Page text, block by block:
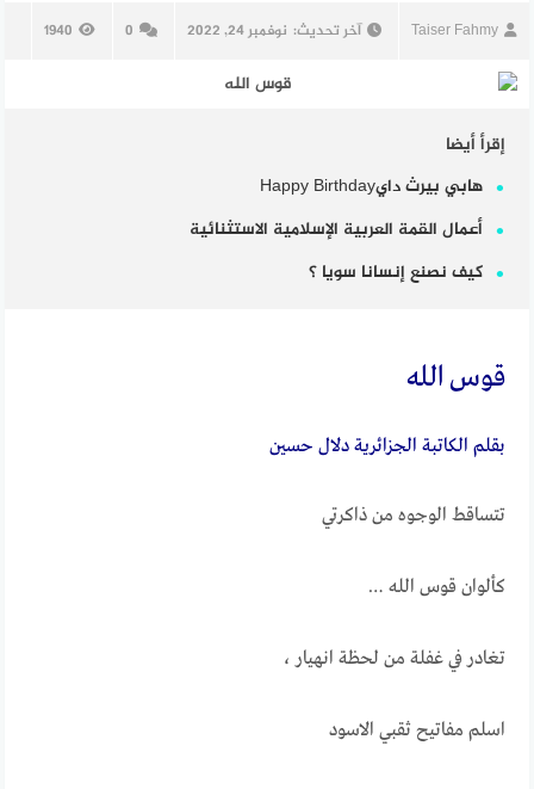
Taiser Fahmy آخر تحديث: نوفمبر 24, 2022 0
1940
إقرأ أيضا
هابي بيرث دايHappy Birthday
أعمال القمة العربية الإسلامية الاستثنائية
كيف نصنع إنسانا سويا ؟
قوس الله
بقلم الكاتبة الجزائرية دلال حسين
تتساقط الوجوه من ذاكرتي
كألوان قوس الله …
تغادر في غفلة من لحظة انهيار ،
اسلم مفاتيح ثقبي الاسود